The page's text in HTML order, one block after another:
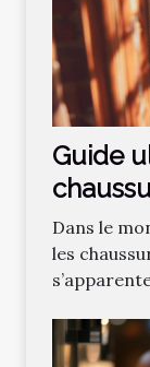
Guide
velours
Dans le
les